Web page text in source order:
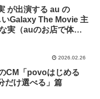
が出演する au の
いGalaxy The Movie 主
実（auのお店で体
2026.02.26
CM「povoはじめる
だけ選べる」篇